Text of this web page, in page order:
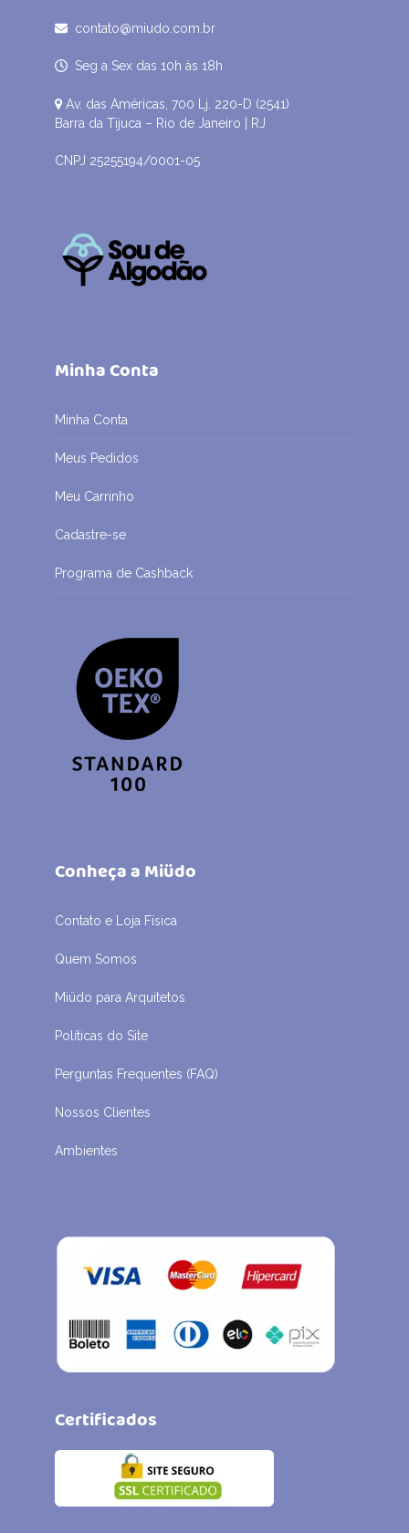
contato@miudo.com.br
Seg a Sex das 10h às 18h
Av. das Américas, 700 Lj. 220-D (2541)
Barra da Tijuca – Rio de Janeiro | RJ
CNPJ 25255194/0001-05
Minha Conta
Minha Conta
Meus Pedidos
Meu Carrinho
Cadastre-se
Programa de Cashback
Conheça a Miüdo
Contato e Loja Física
Quem Somos
Miüdo para Arquitetos
Políticas do Site
Perguntas Frequentes (FAQ)
Nossos Clientes
Ambientes
Certificados